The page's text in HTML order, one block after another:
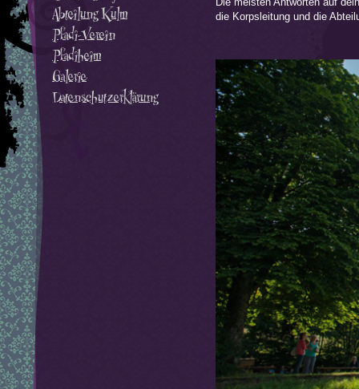
Abteilung Kulm
Pfadi-Verein
Pfadiheim
Galerie
Datenschutzerklärung
die Korpsleitung und die